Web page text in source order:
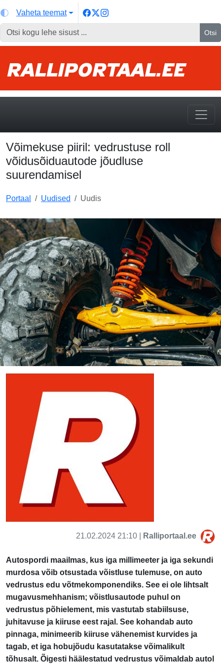
Vaheta teemat
Otsi
Võimekuse piiril: vedrustuse roll
võidusõiduautode jõudluse
suurendamisel
Portaal Uudised Uudis
21.02.2024 21:10 | Ralliportaal.ee
Autospordi maailmas, kus iga millimeeter ja iga sekundi
murdosa võib otsustada võistluse tulemuse, on auto
vedrustus edu võtmekomponendiks. See ei ole lihtsalt
mugavusmehhanism; võistlusautode puhul on
vedrustus põhielement, mis vastutab stabiilsuse,
juhitavuse ja kiiruse eest rajal. See kohandab auto
pinnaga, minimeerib kiiruse vähenemist kurvides ja
tagab, et iga hobujõudu kasutatakse võimalikult
tõhusalt. Õigesti häälestatud vedrustus võimaldab autol